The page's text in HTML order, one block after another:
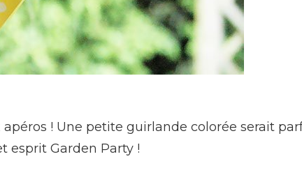
! Une petite guirlande colorée serait
esprit Garden Party !